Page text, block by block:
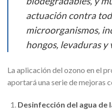
actuación contra
microorganismos,
hongos, levaduras y
La aplicación del ozono en el
aportará una serie de mejoras
Desinfección del agua de